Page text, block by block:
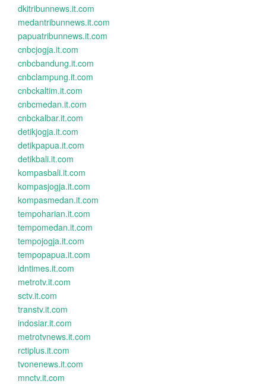
dkitribunnews.it.com
medantribunnews.it.com
papuatribunnews.it.com
cnbcjogja.it.com
cnbcbandung.it.com
cnbclampung.it.com
cnbckaltim.it.com
cnbcmedan.it.com
cnbckalbar.it.com
detikjogja.it.com
detikpapua.it.com
detikbali.it.com
kompasbali.it.com
kompasjogja.it.com
kompasmedan.it.com
tempoharian.it.com
tempomedan.it.com
tempojogja.it.com
tempopapua.it.com
idntimes.it.com
metrotv.it.com
sctv.it.com
transtv.it.com
indosiar.it.com
metrotvnews.it.com
rctiplus.it.com
tvonenews.it.com
mnctv.it.com